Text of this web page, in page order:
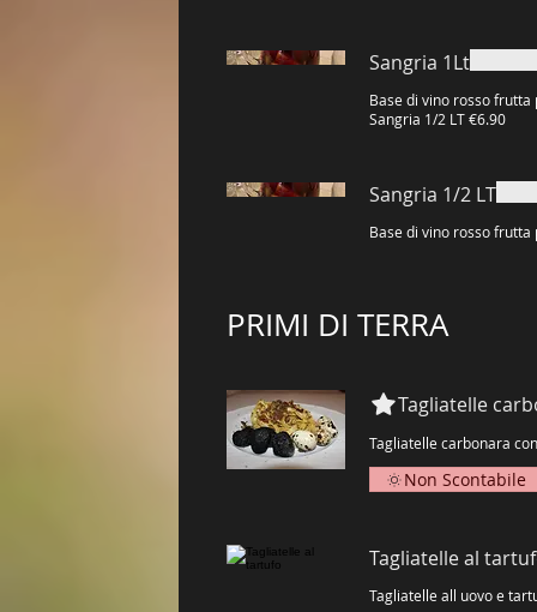
Sangria 1Lt
Base di vino rosso
Sangria 1/2 LT €6.90
Sangria 1/2 LT
Base di vino rosso
PRIMI DI TERRA
Tagliatelle
Non Scontabile
Tagliatelle al
Tagliatelle all uovo e